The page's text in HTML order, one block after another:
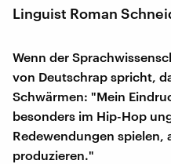
Linguist Roman
Wenn der
von Deutschrap spricht,
Schwärmen: "Mein
besonders im Hip-Hop
Redewendungen spielen,
produzieren."